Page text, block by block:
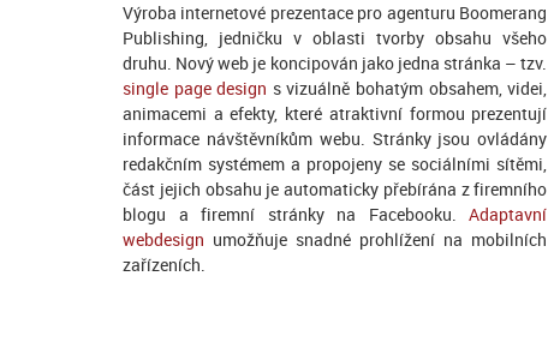
Výroba internetové prezentace pro agenturu Boomerang
Publishing, jedničku v oblasti tvorby obsahu všeho
druhu. Nový web je koncipován jako jedna stránka – tzv.
single page design s vizuálně bohatým obsahem, videi,
animacemi a efekty, které atraktivní formou prezentují
informace návštěvníkům webu. Stránky jsou ovládány
redakčním systémem a propojeny se sociálními sítěmi,
část jejich obsahu je automaticky přebírána z firemního
blogu a firemní stránky na Facebooku.Adaptavní
webdesign umožňuje snadné prohlížení na mobilních
zařízeních.